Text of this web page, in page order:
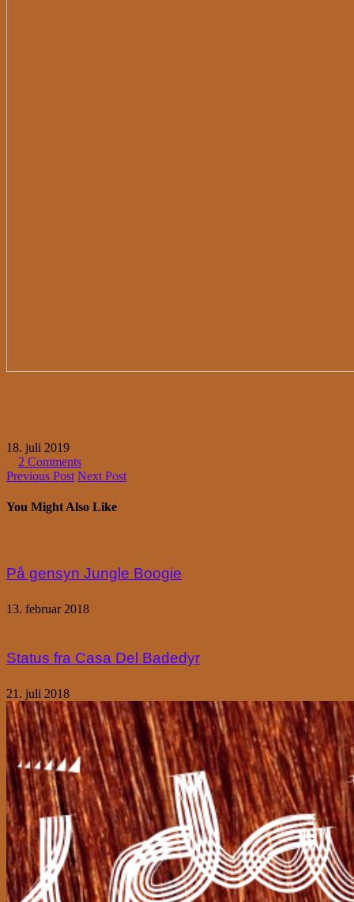
18. juli 2019
2 Comments
Previous Post Next Post
You Might Also Like
På gensyn Jungle Boogie
13. februar 2018
Status fra Casa Del Badedyr
21. juli 2018